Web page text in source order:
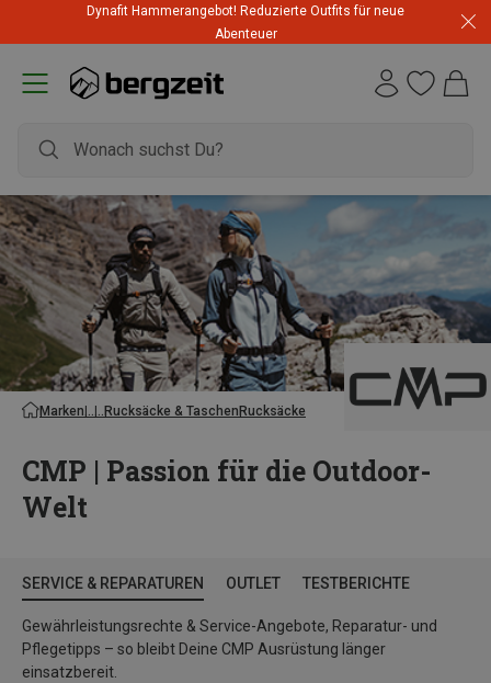
Dynafit Hammerangebot! Reduzierte Outfits für neue
Abenteuer
Marken Rucksäcke & TaschenRucksäcke
CMP | Passion für die Outdoor-
Welt
SERVICE & REPARATUREN OUTLET TESTBERICHTE
Gewährleistungsrechte & Service-Angebote, Reparatur- und
Pflegetipps – so bleibt Deine CMP Ausrüstung länger
einsatzbereit.